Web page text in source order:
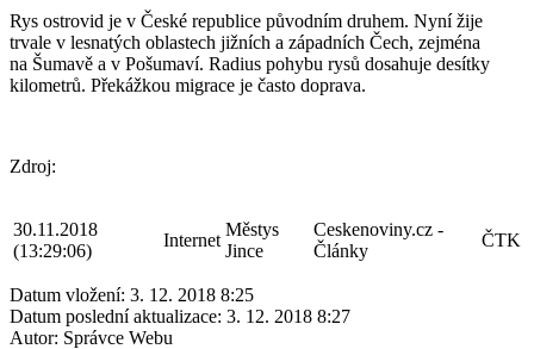
Rys ostrovid je v České republice původním druhem. Nyní žije
trvale v lesnatých oblastech jižních a západních Čech, zejména
na Šumavě a v Pošumaví. Radius pohybu rysů dosahuje desítky
kilometrů. Překážkou migrace je často doprava.
Zdroj:
30.11.2018
(13:29:06)
Internet
Městys
Jince
Ceskenoviny.cz -
Články
ČTK
Datum vložení: 3. 12. 2018 8:25
Datum poslední aktualizace: 3. 12. 2018 8:27
Autor: Správce Webu